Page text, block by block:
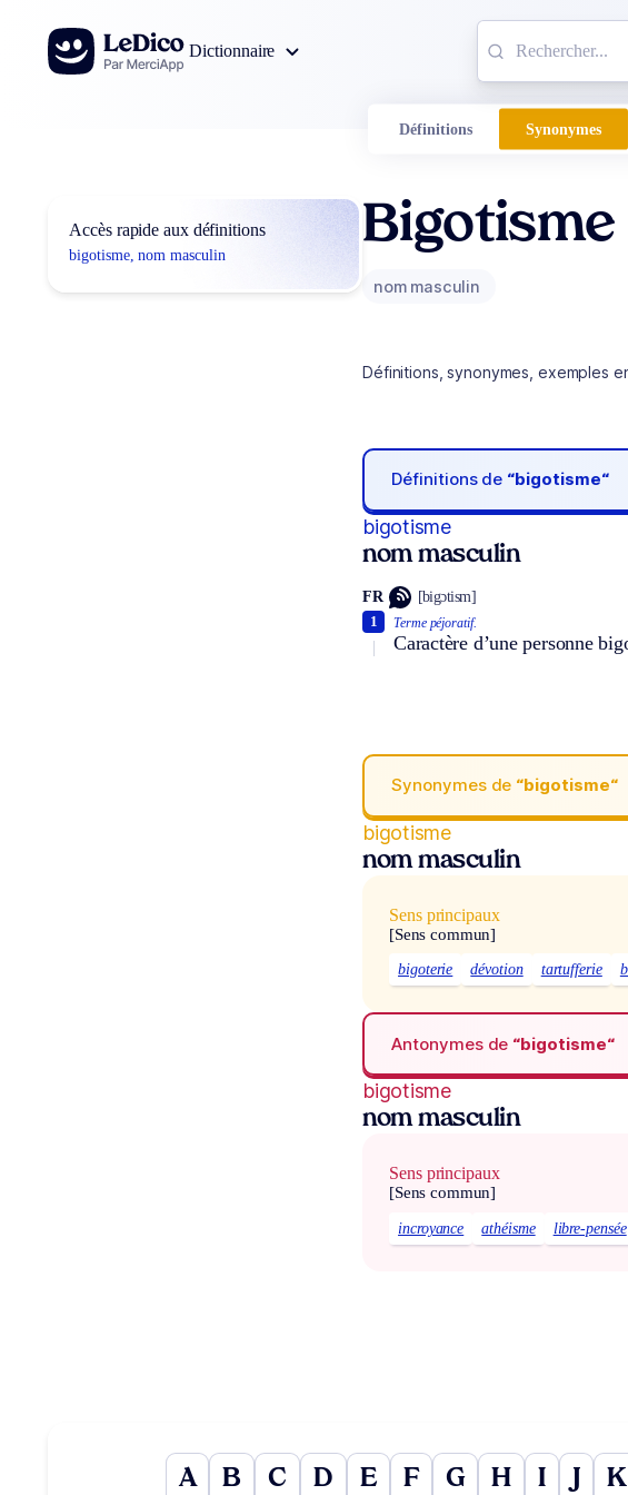
Aller au contenu
Dictionnaire
Définitions Synonymes
Accès rapide aux définitions
bigotisme, nom masculin
Bigotisme
nom masculin
Définitions, synonymes, exemples
Définitions de “bigotisme“
bigotisme
nom masculin
FR [bigɔtism]
Terme péjoratif.
Caractère d’une personne
1
Synonymes de “bigotisme“
bigotisme
nom masculin
Sens principaux
[Sens commun]
bigoterie dévotion tartufferie
Antonymes de “bigotisme“
bigotisme
nom masculin
Sens principaux
[Sens commun]
incroyance athéisme libre-pensée
A B C D E F G H I J K